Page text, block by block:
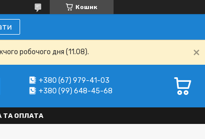
Кошик
робочого дня (11.08).
+380 (67) 979-41-03
+380 (99) 648-45-68
ТА ОПЛАТА